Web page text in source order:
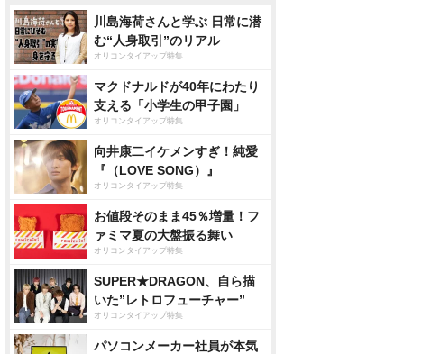
川島海荷さんと学ぶ 日常に潜
む“人身取引”のリアル
オリコンタイアップ特集
マクドナルドが40年にわたり
支える「小学生の甲子園」
オリコンタイアップ特集
向井康二イケメンすぎ！純愛
『（LOVE SONG）』
オリコンタイアップ特集
お値段そのまま45％増量！フ
ァミマ夏の大盤振る舞い
オリコンタイアップ特集
SUPER★DRAGON、自ら描
いた”レトロフューチャー”
オリコンタイアップ特集
パソコンメーカー社員が本気